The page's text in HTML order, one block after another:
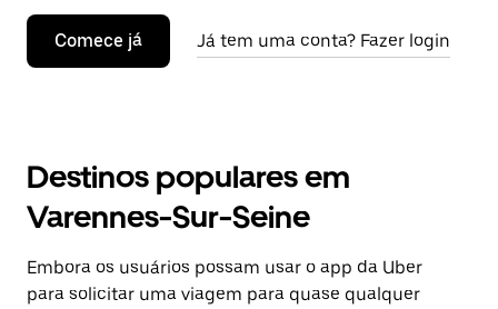
Comece já Já tem uma conta? Fazer login
Destinos populares em
Varennes-Sur-Seine
Embora os usuários possam usar o app da Uber
para solicitar uma viagem para quase qualquer